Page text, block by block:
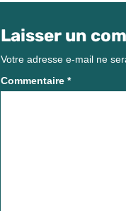
Laisser un
Votre adresse e-mail ne
Commentaire *